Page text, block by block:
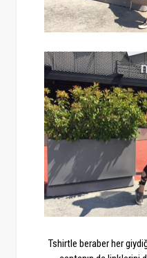
Tshirtle beraber her